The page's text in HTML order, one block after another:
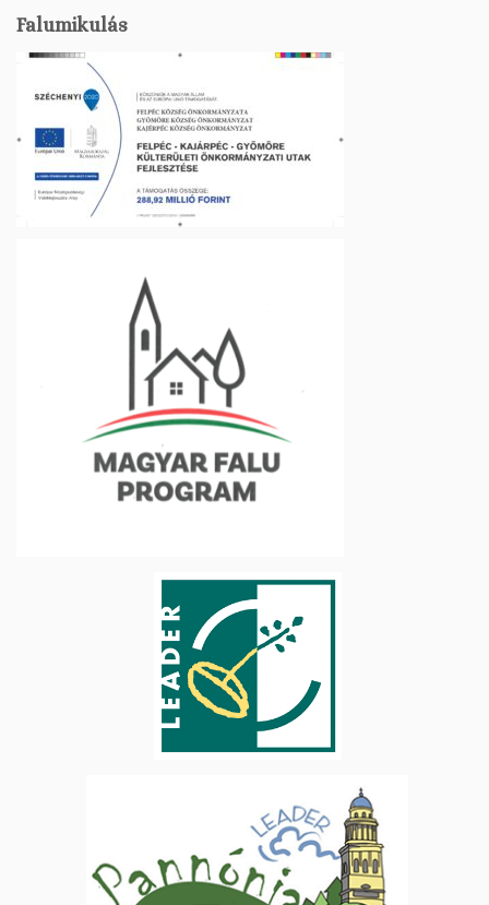
Falumikulás